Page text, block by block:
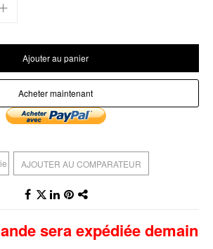
Ajouter au panier
Acheter maintenant
AJOUTER AU COMPARATEUR
sera expédiée demain